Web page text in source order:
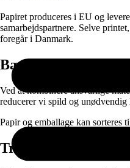
Papiret produceres i EU og
samarbejdspartnere. Selve
foregår i Danmark.
Bæredygtighed
Ved at kombinere ansvarlige
reducerer vi spild og unødvendig
Papir og emballage kan sorteres
Transparens